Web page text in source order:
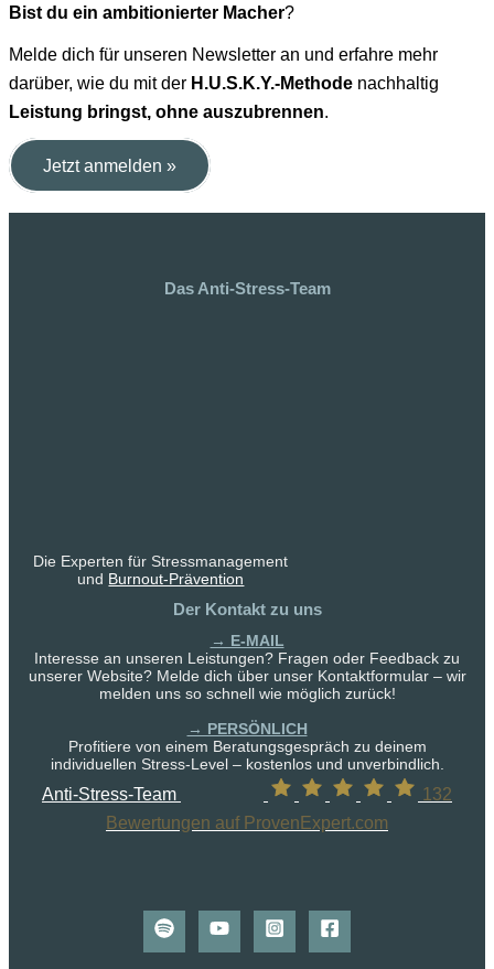
Bist du ein ambitionierter Macher?
Melde dich für unseren Newsletter an und erfahre mehr
darüber, wie du mit der H.U.S.K.Y.-Methode nachhaltig
Leistung bringst, ohne auszubrennen.
Jetzt anmelden »
Das Anti-Stress-Team
Die Experten für Stressmanagement
und Burnout-Prävention
Der Kontakt zu uns
→ E-MAIL
Interesse an unseren Leistungen? Fragen oder Feedback zu
unserer Website? Melde dich über unser Kontaktformular – wir
melden uns so schnell wie möglich zurück!
→ PERSÖNLICH
Profitiere von einem Beratungsgespräch zu deinem
individuellen Stress-Level – kostenlos und unverbindlich.
Anti-Stress-Team
132
Bewertungen auf ProvenExpert.com